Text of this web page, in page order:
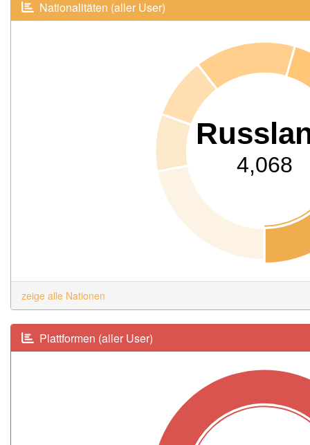
Nationalitäten (aller User)
4,068
zeige alle Nationen
Plattformen (aller User)